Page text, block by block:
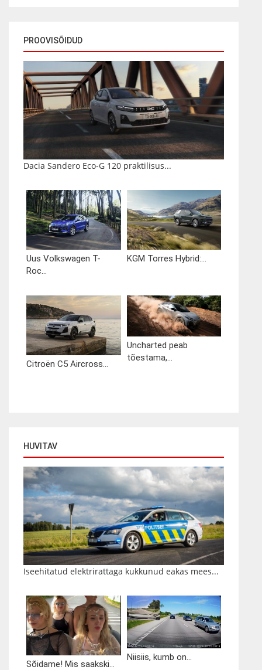
PROOVISÕIDUD
Dacia Sandero Eco-G 120 praktilisus...
Uus Volkswagen T-
Roc...
KGM Torres Hybrid:...
Citroën C5 Aircross...
Uncharted peab
tõestama,...
HUVITAV
Iseehitatud elektrirattaga kukkunud eakas mees...
Sõidame! Mis saakski...
Niisiis, kumb on...